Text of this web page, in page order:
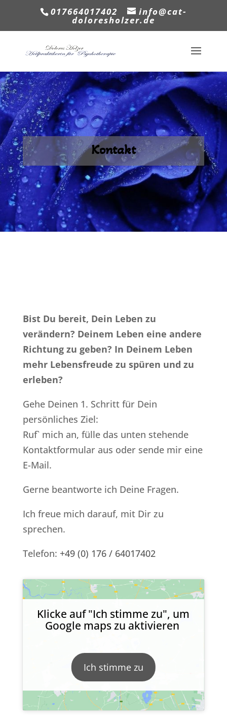
017664017402 info@cat-
doloresholzer.de
Kontakt
Bist Du bereit, Dein Leben zu
verändern? Deinem Leben eine andere
Richtung zu geben? In Deinem Leben
mehr Lebensfreude zu spüren und zu
erleben?
Gehe Deinen 1. Schritt für Dein
persönliches Ziel:
Ruf` mich an, fülle das unten stehende
Kontaktformular aus oder sende mir eine
E-Mail.
Gerne beantworte ich Deine Fragen.
Ich freue mich darauf, mit Dir zu
sprechen.
Telefon: +49 (0) 176 / 64017402
Klicke auf "Ich stimme zu", um
Google maps zu aktivieren
Ich stimme zu